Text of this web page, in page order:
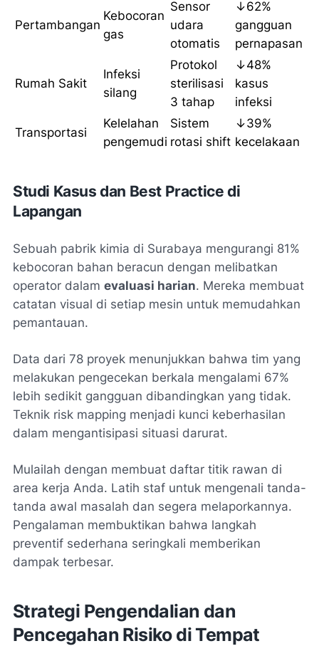
Pertambangan
Kebocoran
gas
Sensor
udara
otomatis
↓62%
gangguan
pernapasan
Rumah Sakit
Infeksi
silang
Protokol
sterilisasi
3 tahap
↓48%
kasus
infeksi
Transportasi
Kelelahan
pengemudi
Sistem
rotasi shift
↓39%
kecelakaan
Studi Kasus dan Best Practice di
Lapangan
Sebuah pabrik kimia di Surabaya mengurangi 81%
kebocoran bahan beracun dengan melibatkan
operator dalam evaluasi harian. Mereka membuat
catatan visual di setiap mesin untuk memudahkan
pemantauan.
Data dari 78 proyek menunjukkan bahwa tim yang
melakukan pengecekan berkala mengalami 67%
lebih sedikit gangguan dibandingkan yang tidak.
Teknik risk mapping menjadi kunci keberhasilan
dalam mengantisipasi situasi darurat.
Mulailah dengan membuat daftar titik rawan di
area kerja Anda. Latih staf untuk mengenali tanda-
tanda awal masalah dan segera melaporkannya.
Pengalaman membuktikan bahwa langkah
preventif sederhana seringkali memberikan
dampak terbesar.
Strategi Pengendalian dan
Pencegahan Risiko di Tempat